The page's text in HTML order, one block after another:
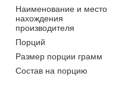
Наименование и место
нахождения
производителя
Порций
Размер порции грамм
Состав на порцию